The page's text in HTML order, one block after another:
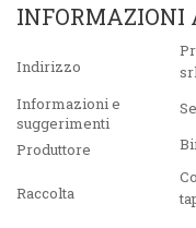
INFORMAZIONI
Indirizzo
Informazioni e
suggerimenti
Produttore
Raccolta